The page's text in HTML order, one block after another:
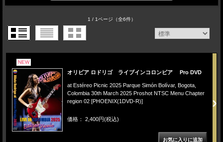
1 / 1ページ（全6件）
NEW
オリビア ロドリゴ ライブインコロンビア Pro DVD
at Estéreo Picnic 2025 Parque Simón Bolívar, Bogota,
Colombia 30th March 2025 Proshot NTSC Menu Chapter
region 02 [PHOENIX(1DVD-R)]
価格： 2,400円(税込)